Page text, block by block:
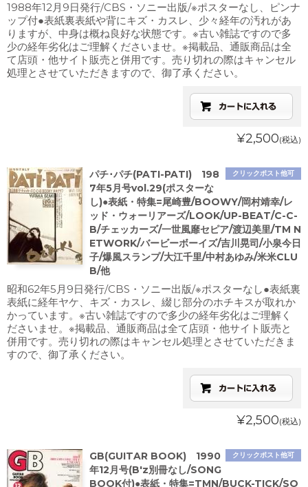
1988年12月9日発行/CBS・ソニー出版/※ポスターなし、ピンナ
ップ付●表紙裏表紙や背にキズ・カスレ、少々経年の汚れがあ
りますが、中身は概ね良好な状態です。※古い雑誌ですので多
少の経年劣化はご理解くださいませ。※掲載品、通販商品は全
て店頭・他サイト販売と併用です。売り切れの際はキャンセル
処理とさせていただきますので、御了承ください。
¥2,500(税込)
クリックポスト他可
パチ･パチ(PATI-PATI) 198
7年5月号vol.29(ポスターな
し)●表紙・特集=尾崎豊/BOOWY/岡村靖幸/レ
ッド・ウォーリアーズ/LOOK/UP-BEAT/C-C-
B/チェッカーズ/一世風靡セピア/渡辺美里/TM N
ETWORK/バービーボーイズ/吉川晃司/小泉今日
子/爆風スランプ/大江千里/中村あゆみ/米米CLU
B/他
昭和62年5月9日発行/CBS・ソニー出版/※ポスターなし●表紙裏
表紙に経年ヤケ、キズ・カスレ、綴じ部分のホチキスが取れか
かっています。※古い雑誌ですので多少の経年劣化はご理解く
ださいませ。※掲載品、通販商品は全て店頭・他サイト販売と
併用です。売り切れの際はキャンセル処理とさせていただきま
すので、御了承ください。
¥2,500(税込)
クリックポスト他可
GB(GUITAR BOOK) 1990
年12月号(B'z別冊なし/SONG
BOOK付)●表紙・特集=TMN/BUCK-TICK/SO